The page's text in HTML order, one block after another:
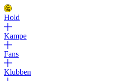
Hold
Kampe
Fans
Klubben